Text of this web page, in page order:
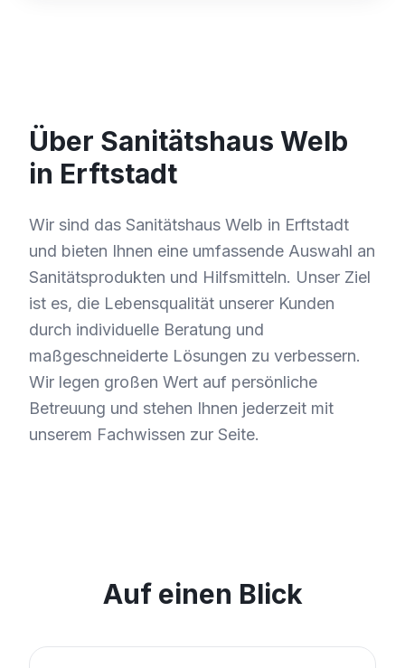
Über Sanitätshaus Welb
in Erftstadt
Wir sind das Sanitätshaus Welb in Erftstadt
und bieten Ihnen eine umfassende Auswahl an
Sanitätsprodukten und Hilfsmitteln. Unser Ziel
ist es, die Lebensqualität unserer Kunden
durch individuelle Beratung und
maßgeschneiderte Lösungen zu verbessern.
Wir legen großen Wert auf persönliche
Betreuung und stehen Ihnen jederzeit mit
unserem Fachwissen zur Seite.
Auf einen Blick